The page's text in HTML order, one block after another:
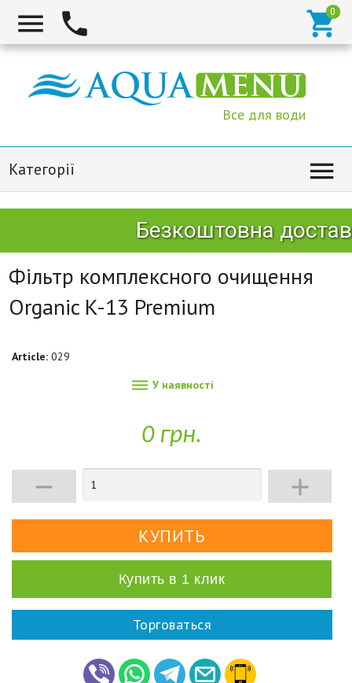
  
Все для води
Категорії 
Безкоштовна
Фільтр комплексного очищення
Organic K-13 Premium
Article: 029
 У наявності
0 грн.
 
Купить в 1 клик
Торговаться